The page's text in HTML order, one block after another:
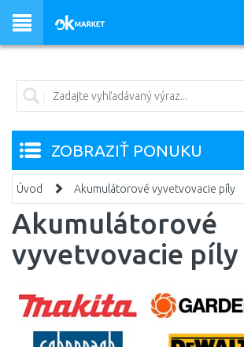
ZOBRAZIŤ PONUKU
Úvod Akumulátorové vyvetvovacie píly
Akumulátorové
vyvetvovacie píly